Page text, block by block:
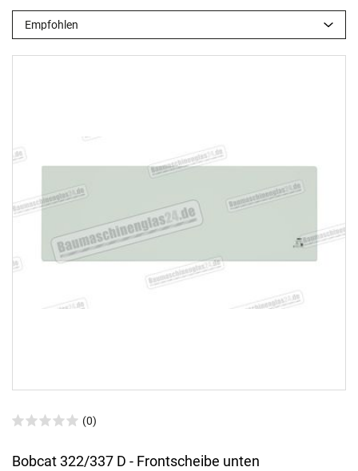
(0)
Bobcat 322/337 D - Frontscheibe unten